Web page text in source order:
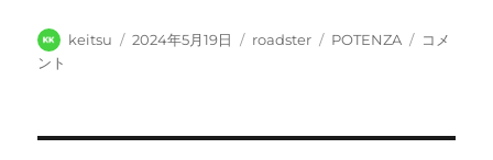
投
keitsu
投
2024年5月19日
カ
roadster
タ
POTENZA
ロ
コメ
ント